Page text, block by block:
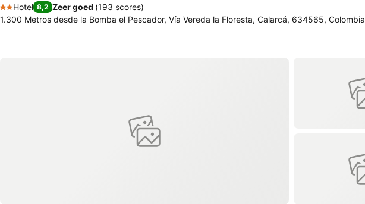
2 Sterren
Hotel 8,2 Zeer goed (193 scores)
1.300 Metros desde la Bomba el Pescador, Vía Vereda la Floresta, Calarcá, 634565, Colombia